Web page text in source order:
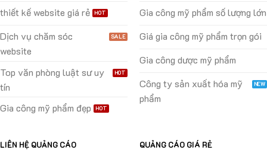
thiết kế website giá rẻ
Dịch vụ chăm sóc
website
Top văn phòng luật sư uy
tín
Gia công mỹ phẩm đẹp
Gia công mỹ phẩm số lượng lớn
Giá gia công mỹ phẩm trọn gói
Gia công dược mỹ phẩm
Công ty sản xuất hóa mỹ
phẩm
LIÊN HỆ QUẢNG CÁO QUẢNG CÁO GIÁ RẺ